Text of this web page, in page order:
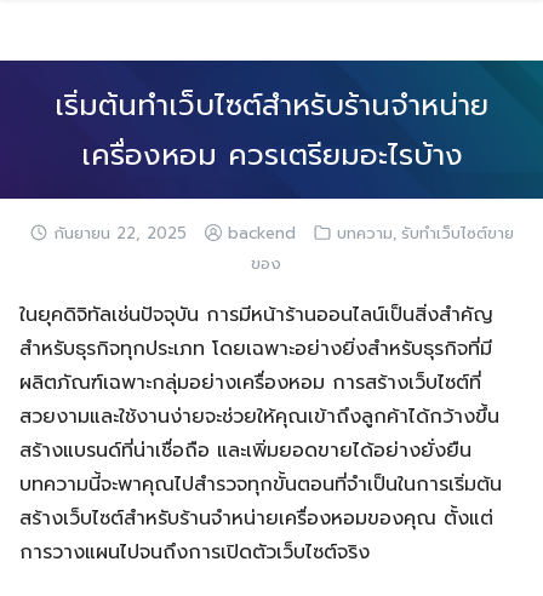
เริ่มต้นทำเว็บไซต์สำหรับร้านจำหน่าย
เครื่องหอม ควรเตรียมอะไรบ้าง
กันยายน 22, 2025 backend บทความ, รับทำเว็บไซต์ขาย
ของ
ในยุคดิจิทัลเช่นปัจจุบัน การมีหน้าร้านออนไลน์เป็นสิ่งสำคัญ
สำหรับธุรกิจทุกประเภท โดยเฉพาะอย่างยิ่งสำหรับธุรกิจที่มี
ผลิตภัณฑ์เฉพาะกลุ่มอย่างเครื่องหอม การสร้างเว็บไซต์ที่
สวยงามและใช้งานง่ายจะช่วยให้คุณเข้าถึงลูกค้าได้กว้างขึ้น
สร้างแบรนด์ที่น่าเชื่อถือ และเพิ่มยอดขายได้อย่างยั่งยืน
บทความนี้จะพาคุณไปสำรวจทุกขั้นตอนที่จำเป็นในการเริ่มต้น
สร้างเว็บไซต์สำหรับร้านจำหน่ายเครื่องหอมของคุณ ตั้งแต่
การวางแผนไปจนถึงการเปิดตัวเว็บไซต์จริง